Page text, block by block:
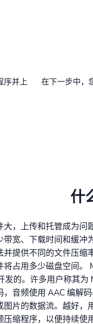
序并上
在下一步中，
什
大，上传和托管成为问
带宽、下载时间和缓冲
并提供不同的文件压缩
将占用多少磁盘空间
发的。许多用户称其为
，音频使用 AAC 编解
图片的数据流。越好，
压缩程序，以便持续使